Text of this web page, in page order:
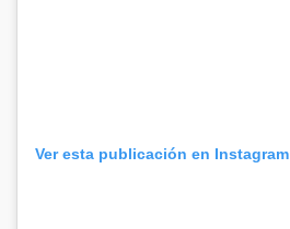
Ver esta publicación en Instagram